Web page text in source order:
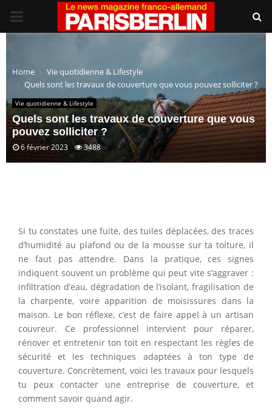
PRIMARY
Home
Vie quotidienne & Lifestyle
Quels sont les travaux de couverture que vous pouvez solliciter ?
Vie quotidienne & Lifestyle
Quels sont les travaux de couverture que vous
pouvez solliciter ?
6 février 2023 3488
Si tu constates une fuite, des tuiles déplacées, des traces
d’humidité au plafond ou de la mousse sur ta toiture, il
ne faut pas attendre. Dans la pratique, ces signes
indiquent souvent un problème qui peut vite s’aggraver :
infiltration d’eau, dégradation de l’isolant, fragilisation de
la charpente, voire apparition de moisissures dans la
maison. Le bon réflexe, c’est de faire appel à un artisan
couvreur. Ce professionnel intervient pour réparer,
rénover et entretenir ton toit en respectant les règles de
sécurité et les techniques adaptées à ton type de
couverture. Concrètement, voici les travaux pour lesquels
tu peux contacter une entreprise de couverture, et
comment savoir quand agir.